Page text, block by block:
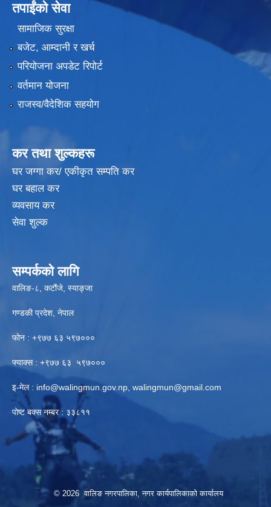
तपाईंको सेवा
सामाजिक सुरक्षा
बजेट, आम्दानी र खर्च
परियोजना अपडेट रिपोर्ट
वर्तमान योजना
राजस्व/वैदेशिक सहयोग
कर तथा शुल्कहरू
घर जग्गा कर/ एकीकृत सम्पति कर
घर बहाल कर
व्यवसाय कर
सेवा शुल्क
सम्पर्कको लागि
वालिङ-८, कटौंजे, स्याङ्जा
गण्डकी प्रदेश, नेपाल
फोन : +९७७ ६३ ५९७०००
फ्याक्स : +९७७ ६३ ५९७०००
इ-मेल : info@walingmun.gov.np walingmun@gmail.com
पोष्ट बक्स नम्बर : ३३८११
© 2026 वालिङ नगरपालिका, नगर कार्यपालिकाको कार्यालय